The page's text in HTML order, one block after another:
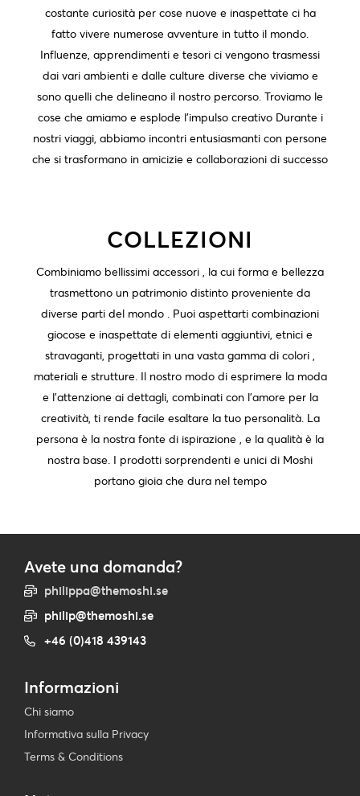
costante curiosità per cose nuove e inaspettate ci ha
fatto vivere numerose avventure in tutto il mondo.
Influenze, apprendimenti e tesori ci vengono trasmessi
dai vari ambienti e dalle culture diverse che viviamo e
sono quelli che delineano il nostro percorso. Troviamo le
cose che amiamo e esplode l'impulso creativo Durante i
nostri viaggi, abbiamo incontri entusiasmanti con persone
che si trasformano in amicizie e collaborazioni di successo
COLLEZIONI
Combiniamo bellissimi accessori , la cui forma e bellezza
trasmettono un patrimonio distinto proveniente da
diverse parti del mondo . Puoi aspettarti combinazioni
giocose e inaspettate di elementi aggiuntivi, etnici e
stravaganti, progettati in una vasta gamma di colori ,
materiali e strutture. Il nostro modo di esprimere la moda
e l'attenzione ai dettagli, combinati con l'amore per la
creatività, ti rende facile esaltare la tuo personalità. La
persona è la nostra fonte di ispirazione , e la qualità è la
nostra base. I prodotti sorprendenti e unici di Moshi
portano gioia che dura nel tempo
Avete una domanda?
philippa@themoshi.se
philip@themoshi.se
+46 (0)418 439143
Informazioni
Chi siamo
Informativa sulla Privacy
Terms & Conditions